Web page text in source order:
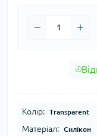
Колір: Transparent
Матеріал: Силікон